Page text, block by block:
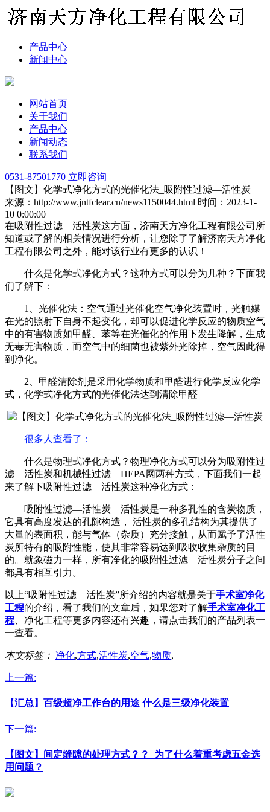
产品中心
新闻中心
网站首页
关于我们
产品中心
新闻动态
联系我们
0531-87501770 立即咨询
【图文】化学式净化方式的光催化法_吸附性过滤—活性炭
来源：http://www.jntfclear.cn/news1150044.html 时间：2023-1-
10 0:00:00
在吸附性过滤—活性炭这方面，济南天方净化工程有限公司所
知道或了解的相关情况进行分析，让您除了了解济南天方净化
工程有限公司之外，能对该行业有更多的认识！
什么是化学式净化方式？这种方式可以分为几种？下面我
们了解下：
1、光催化法：空气通过光催化空气净化装置时，光触媒
在光的照射下自身不起变化，却可以促进化学反应的物质空气
中的有害物质如甲醛、苯等在光催化的作用下发生降解，生成
无毒无害物质，而空气中的细菌也被紫外光除掉，空气因此得
到净化。
2、甲醛清除剂是采用化学物质和甲醛进行化学反应化学
式，化学式净化方式的光催化法达到清除甲醛
很多人查看了 ：
什么是物理式净化方式？物理净化方式可以分为吸附性过
滤—活性炭和机械性过滤—HEPA网两种方式，下面我们一起
来了解下吸附性过滤—活性炭这种净化方式：
吸附性过滤—活性炭 活性炭是一种多孔性的含炭物质，
它具有高度发达的孔隙构造， 活性炭的多孔结构为其提供了
大量的表面积，能与气体（杂质）充分接触，从而赋予了活性
炭所特有的吸附性能，使其非常容易达到吸收收集杂质的目
的。就象磁力一样，所有净化的吸附性过滤—活性炭分子之间
都具有相互引力。
以上“吸附性过滤—活性炭”所介绍的内容就是关于手术室净化
工程的介绍，看了我们的文章后，如果您对了解手术室净化工
程 、净化工程等更多内容还有兴趣，请点击我们的产品列表一
一查看。
本文标签： 净化,方式,活性炭,空气,物质,
上一篇:
【汇总】百级超净工作台的用途 什么是三级净化装置
下一篇:
【图文】间定缝隙的处理方式？？_为了什么着重考虑五金选
用问题？